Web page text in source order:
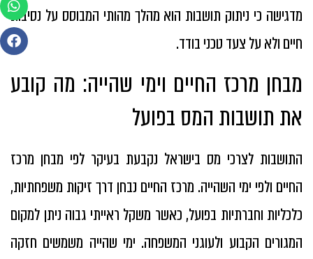
מדגישה כי ניתוק תושבות הוא מהלך מהותי המבוסס על נסיבות
חיים ולא על צעד טכני בודד.
מבחן מרכז החיים וימי שהייה: מה קובע
את תושבות המס בפועל
התושבות לצרכי מס בישראל נקבעת בעיקר לפי מבחן מרכז
החיים ולפי ימי השהייה. מרכז החיים נבחן דרך זיקות משפחתיות,
כלכליות וחברתיות בפועל, כאשר משקל ראייתי גבוה ניתן למקום
המגורים הקבוע ולעוגני המשפחה. ימי שהייה משמשים חזקה